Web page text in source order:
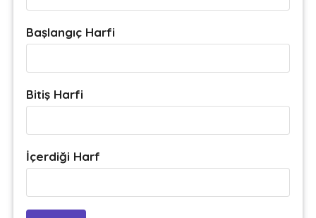
Başlangıç Harfi
Bitiş Harfi
İçerdiği Harf